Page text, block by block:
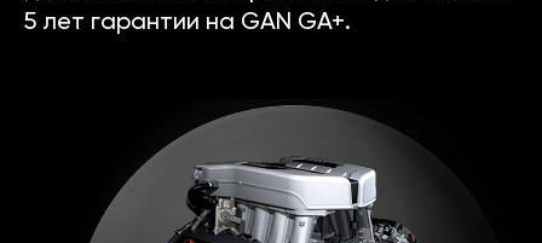
5 лет гарантии на GAN GA+.